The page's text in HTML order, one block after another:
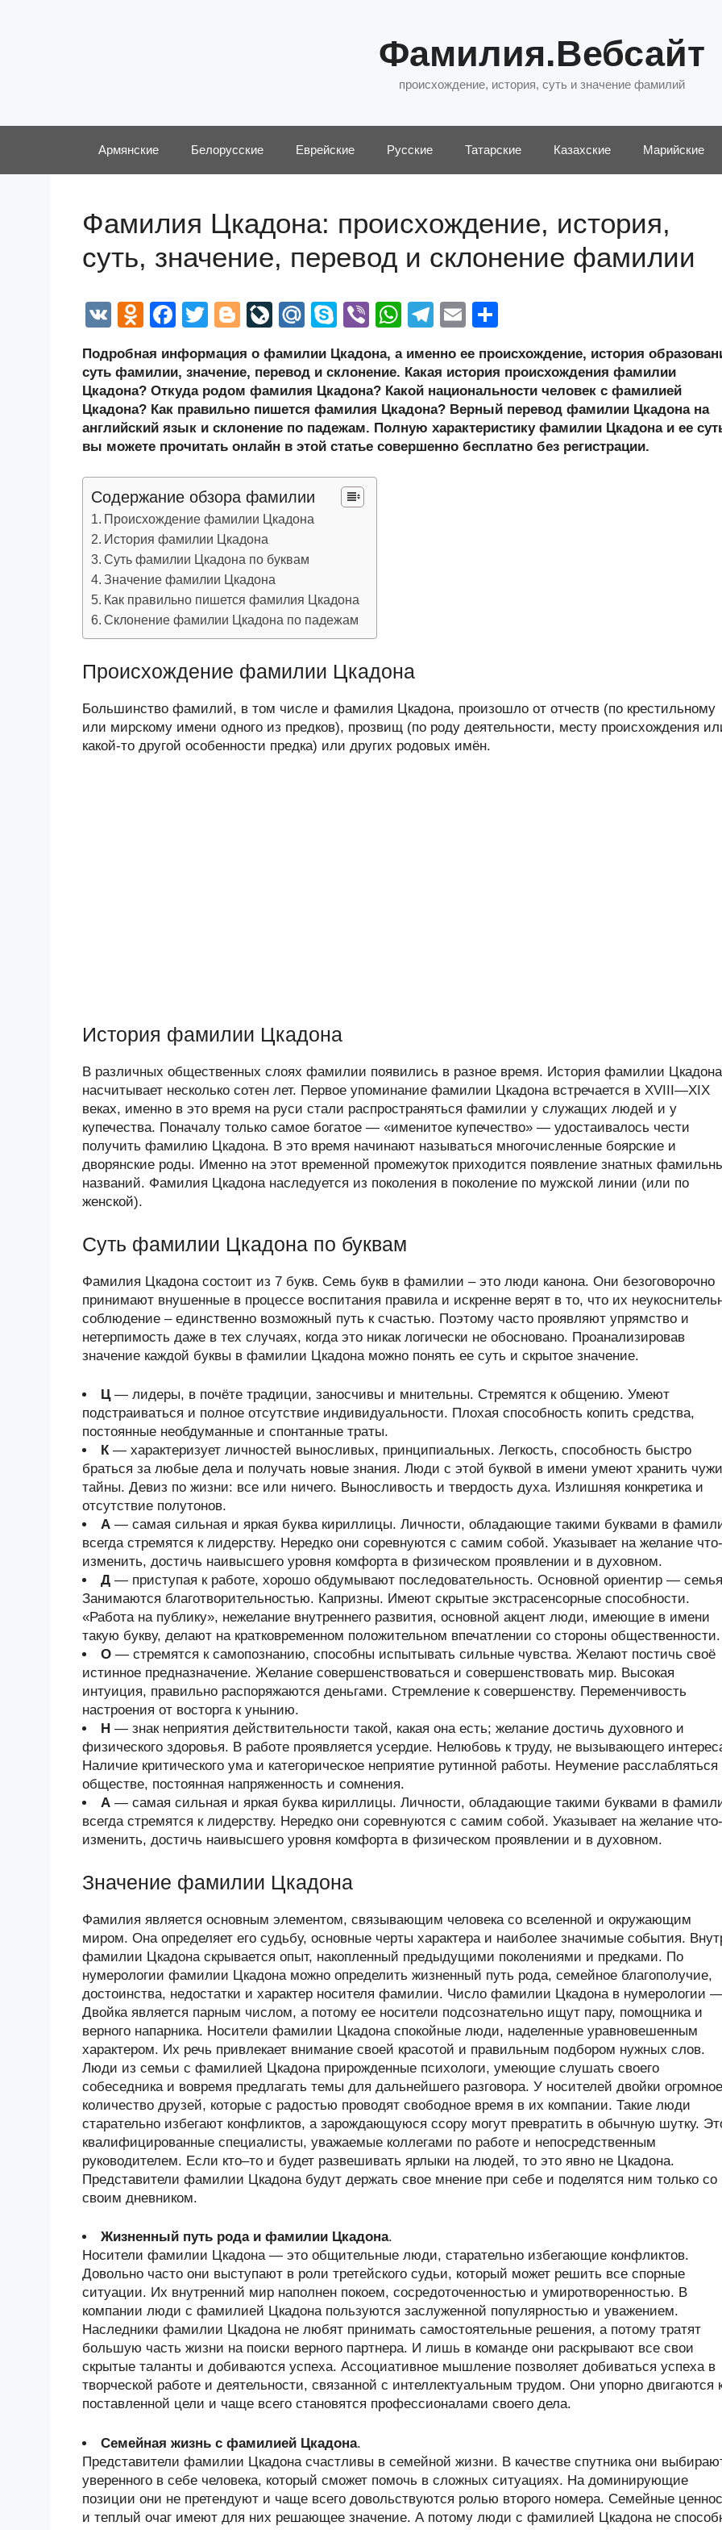
Фамилия.Вебсайт
происхождение, история, суть и значение фамилий
Армянские Белорусские Еврейские Русские Татарские Казахские Марийские
Фамилия Цкадона: происхождение, история,
суть, значение, перевод и склонение фамилии
V
O
n
o
kl
a
ss
ni
ki
F
c
e
b
o
o
k
T
tt
er
Bl
g
g
er
Li
e
J
o
ur
n
al
M
.R
u
S
p
e
Vi
er
W
at
s
A
p
T
e
gr
a
m
E
ail р
а
в
и
Подробная информация о фамилии Цкадона, а именно ее происхождение, история
суть фамилии, значение, перевод и склонение. Какая история происхождения фамилии
Цкадона? Откуда родом фамилия Цкадона? Какой национальности человек с фамилией
Цкадона? Как правильно пишется фамилия Цкадона? Верный перевод фамилии Цкадона на
английский язык и склонение по падежам. Полную характеристику фамилии Цкадона и ее
вы можете прочитать онлайн в этой статье совершенно бесплатно без регистрации.
Содержание обзора фамилии
Происхождение фамилии Цкадона
История фамилии Цкадона
Суть фамилии Цкадона по буквам
Значение фамилии Цкадона
Как правильно пишется фамилия Цкадона
Склонение фамилии Цкадона по падежам
Происхождение фамилии Цкадона
Большинство фамилий, в том числе и фамилия Цкадона, произошло от отчеств (по крестильному
или мирскому имени одного из предков), прозвищ (по роду деятельности, месту происхождения
какой-то другой особенности предка) или других родовых имён.
История фамилии Цкадона
В различных общественных слоях фамилии появились в разное время. История фамилии Цкадона
насчитывает несколько сотен лет. Первое упоминание фамилии Цкадона встречается в XVIII—XIX
веках, именно в это время на руси стали распространяться фамилии у служащих людей и у
купечества. Поначалу только самое богатое — «именитое купечество» — удостаивалось чести
получить фамилию Цкадона. В это время начинают называться многочисленные боярские и
дворянские роды. Именно на этот временной промежуток приходится появление знатных
названий. Фамилия Цкадона наследуется из поколения в поколение по мужской линии (или по
женской).
Суть фамилии Цкадона по буквам
Фамилия Цкадона состоит из 7 букв. Семь букв в фамилии – это люди канона. Они безоговорочно
принимают внушенные в процессе воспитания правила и искренне верят в то, что их
соблюдение – единственно возможный путь к счастью. Поэтому часто проявляют упрямство и
нетерпимость даже в тех случаях, когда это никак логически не обосновано. Проанализировав
значение каждой буквы в фамилии Цкадона можно понять ее суть и скрытое значение.
Ц— лидеры, в почёте традиции, заносчивы и мнительны. Стремятся к общению. Умеют
подстраиваться и полное отсутствие индивидуальности. Плохая способность копить средства,
постоянные необдуманные и спонтанные траты.
К— характеризует личностей выносливых, принципиальных. Легкость, способность быстро
браться за любые дела и получать новые знания. Люди с этой буквой в имени умеют хранить
тайны. Девиз по жизни: все или ничего. Выносливость и твердость духа. Излишняя конкретика и
отсутствие полутонов.
А — самая сильная и яркая буква кириллицы. Личности, обладающие такими буквами в
всегда стремятся к лидерству. Нередко они соревнуются с самим собой. Указывает на желание
изменить, достичь наивысшего уровня комфорта в физическом проявлении и в духовном.
Д — приступая к работе, хорошо обдумывают последовательность. Основной ориентир —
Занимаются благотворительностью. Капризны. Имеют скрытые экстрасенсорные способности.
«Работа на публику», нежелание внутреннего развития, основной акцент люди, имеющие в имени
такую букву, делают на кратковременном положительном впечатлении со стороны общественности.
О — стремятся к самопознанию, способны испытывать сильные чувства. Желают постичь своё
истинное предназначение. Желание совершенствоваться и совершенствовать мир. Высокая
интуиция, правильно распоряжаются деньгами. Стремление к совершенству. Переменчивость
настроения от восторга к унынию.
Н — знак неприятия действительности такой, какая она есть; желание достичь духовного и
физического здоровья. В работе проявляется усердие. Нелюбовь к труду, не вызывающего
Наличие критического ума и категорическое неприятие рутинной работы. Неумение расслабляться
обществе, постоянная напряженность и сомнения.
А — самая сильная и яркая буква кириллицы. Личности, обладающие такими буквами в
всегда стремятся к лидерству. Нередко они соревнуются с самим собой. Указывает на желание
изменить, достичь наивысшего уровня комфорта в физическом проявлении и в духовном.
Значение фамилии Цкадона
Фамилия является основным элементом, связывающим человека со вселенной и окружающим
миром. Она определяет его судьбу, основные черты характера и наиболее значимые события.
фамилии Цкадона скрывается опыт, накопленный предыдущими поколениями и предками. По
нумерологии фамилии Цкадона можно определить жизненный путь рода, семейное благополучие,
достоинства, недостатки и характер носителя фамилии. Число фамилии Цкадона в нумерологии
Двойка является парным числом, а потому ее носители подсознательно ищут пару, помощника и
верного напарника. Носители фамилии Цкадона спокойные люди, наделенные уравновешенным
характером. Их речь привлекает внимание своей красотой и правильным подбором нужных слов.
Люди из семьи с фамилией Цкадона прирожденные психологи, умеющие слушать своего
собеседника и вовремя предлагать темы для дальнейшего разговора. У носителей двойки огромное
количество друзей, которые с радостью проводят свободное время в их компании. Такие люди
старательно избегают конфликтов, а зарождающуюся ссору могут превратить в обычную шутку.
квалифицированные специалисты, уважаемые коллегами по работе и непосредственным
руководителем. Если кто–то и будет развешивать ярлыки на людей, то это явно не Цкадона.
Представители фамилии Цкадона будут держать свое мнение при себе и поделятся ним только со
своим дневником.
Жизненный путь рода и фамилии Цкадона.
Носители фамилии Цкадона — это общительные люди, старательно избегающие конфликтов.
Довольно часто они выступают в роли третейского судьи, который может решить все спорные
ситуации. Их внутренний мир наполнен покоем, сосредоточенностью и умиротворенностью. В
компании люди с фамилией Цкадона пользуются заслуженной популярностью и уважением.
Наследники фамилии Цкадона не любят принимать самостоятельные решения, а потому тратят
большую часть жизни на поиски верного партнера. И лишь в команде они раскрывают все свои
скрытые таланты и добиваются успеха. Ассоциативное мышление позволяет добиваться успеха в
творческой работе и деятельности, связанной с интеллектуальным трудом. Они упорно двигаются
поставленной цели и чаще всего становятся профессионалами своего дела.
Семейная жизнь с фамилией Цкадона.
Представители фамилии Цкадона счастливы в семейной жизни. В качестве спутника они
уверенного в себе человека, который сможет помочь в сложных ситуациях. На доминирующие
позиции они не претендуют и чаще всего довольствуются ролью второго номера. Семейные
и теплый очаг имеют для них решающее значение. А потому люди с фамилией Цкадона не